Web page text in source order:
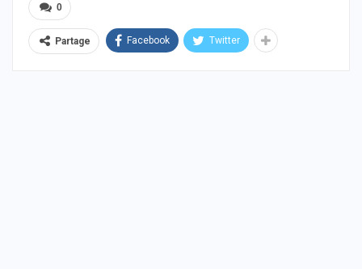
0
Partage Facebook Twitter